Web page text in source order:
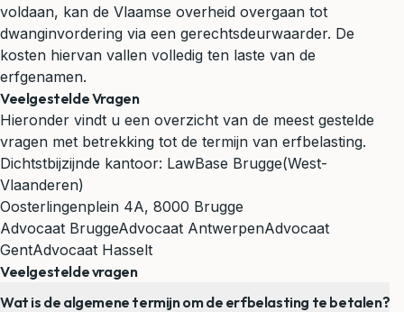
voldaan, kan de Vlaamse overheid overgaan tot
dwanginvordering via een gerechtsdeurwaarder. De
kosten hiervan vallen volledig ten laste van de
erfgenamen.
Veelgestelde Vragen
Hieronder vindt u een overzicht van de meest gestelde
vragen met betrekking tot de termijn van erfbelasting.
Dichtstbijzijnde kantoor: LawBase Brugge(West-
Vlaanderen)
Oosterlingenplein 4A, 8000 Brugge
Advocaat BruggeAdvocaat AntwerpenAdvocaat
GentAdvocaat Hasselt
Veelgestelde vragen
Wat is de algemene termijn om de erfbelasting te betalen?